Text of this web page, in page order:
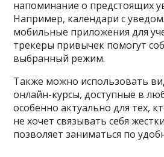
напоминание о предстоящих
Например, календари с
мобильные приложения для
трекеры привычек помогут
выбранный режим.
Также можно использовать
онлайн-курсы, доступные в
особенно актуально для тех,
не хочет связывать себя
позволяет заниматься по